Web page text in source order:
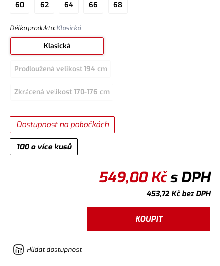
60 62 64 66 68
Délka produktu: Klasická
Klasická
Prodloužená velikost 194 cm
Zkrácená velikost 170-176 cm
100 a více kusů
Dostupnost na pobočkách
549,00Kčs DPH
453,72 Kčbez DPH
KOUPIT
Hlídat dostupnost